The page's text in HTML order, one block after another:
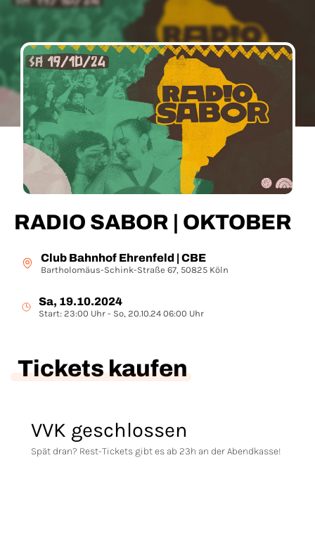
RADIO SABOR | OKTOBER
Club Bahnhof Ehrenfeld | CBE
Bartholomäus-Schink-Straße 67, 50825 Köln
Sa, 19.10.2024
Start: 23:00 Uhr - So, 20.10.24 06:00 Uhr
Tickets kaufen
VVK geschlossen
Spät dran? Rest-Tickets gibt es ab 23h an der Abendkasse!